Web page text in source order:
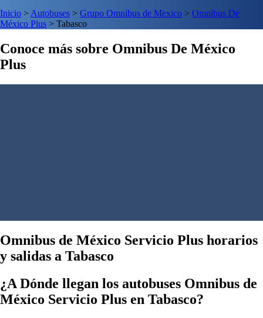
Inicio > Autobuses > Grupo Omnibus de Mexico > Omnibus De
México Plus > Tabasco
Conoce más sobre Omnibus De México
Plus
Omnibus de México Servicio Plus horarios
y salidas a Tabasco
¿A Dónde llegan los autobuses Omnibus de
México Servicio Plus en Tabasco?